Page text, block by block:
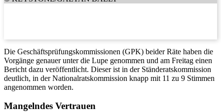
Die Geschäftsprüfungskommissionen (GPK) beider Räte haben die
Vorgänge genauer unter die Lupe genommen und am Freitag einen
Bericht dazu veröffentlicht. Dieser ist in der Ständeratskommission
deutlich, in der Nationalratskommission knapp mit 11 zu 9 Stimmen
angenommen worden.
Mangelndes Vertrauen